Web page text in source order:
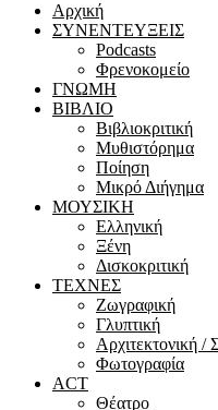
Αρχική
ΣΥΝΕΝΤΕΥΞΕΙΣ
Podcasts
Φρενοκομείο
ΓΝΩΜΗ
ΒΙΒΛΙΟ
Βιβλιοκριτική
Μυθιστόρημα
Ποίηση
Μικρό Διήγημα
ΜΟΥΣΙΚΗ
Ελληνική
Ξένη
Δισκοκριτική
ΤΕΧΝΕΣ
Ζωγραφική
Γλυπτική
Αρχιτεκτονική /
Φωτογραφία
ACT
Θέατρο